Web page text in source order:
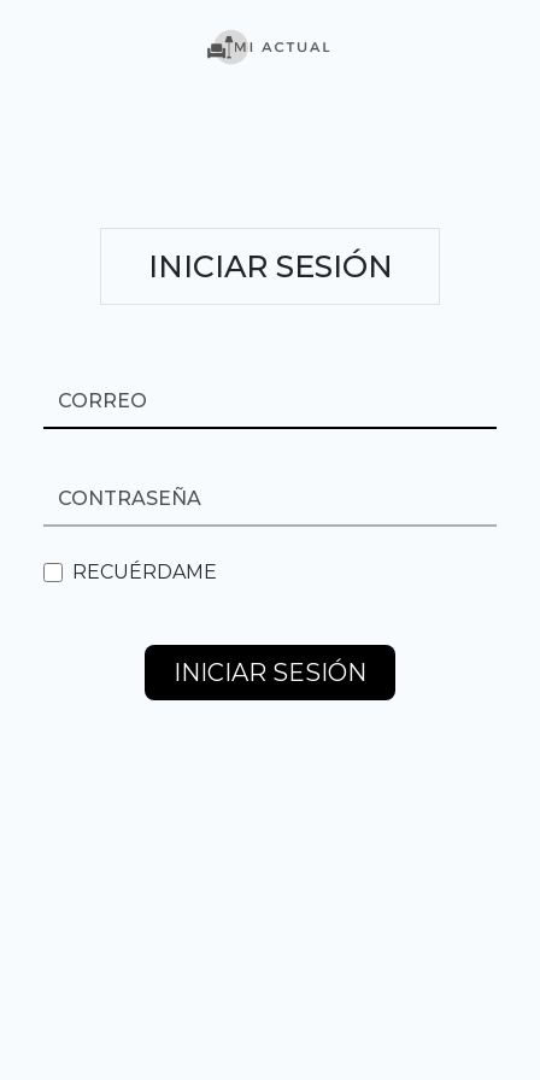
INICIAR SESIÓN
RECUÉRDAME